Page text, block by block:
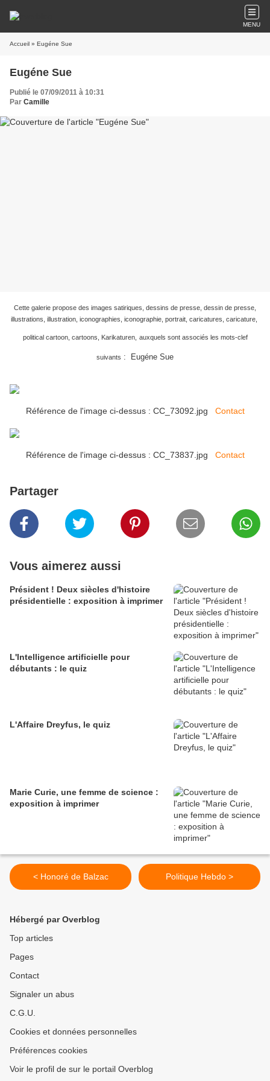
MENU
Accueil » Eugéne Sue
Eugéne Sue
Publié le 07/09/2011 à 10:31
Par Camille
Cette galerie propose des images satiriques, dessins de presse, dessin de presse,
illustrations, illustration, iconographies, iconographie, portrait, caricatures, caricature,
political cartoon, cartoons, Karikaturen, auxquels sont associés les mots-clef
suivants : Eugéne Sue
Référence de l'image ci-dessus : CC_73092.jpg Contact
Référence de l'image ci-dessus : CC_73837.jpg Contact
Partager
Vous aimerez aussi
Président ! Deux siècles d'histoire
présidentielle : exposition à imprimer
L'Intelligence artificielle pour
débutants : le quiz
L'Affaire Dreyfus, le quiz
Marie Curie, une femme de science :
exposition à imprimer
< Honoré de Balzac Politique Hebdo >
Hébergé par Overblog
Top articles
Pages
Contact
Signaler un abus
C.G.U.
Cookies et données personnelles
Préférences cookies
Voir le profil de sur le portail Overblog